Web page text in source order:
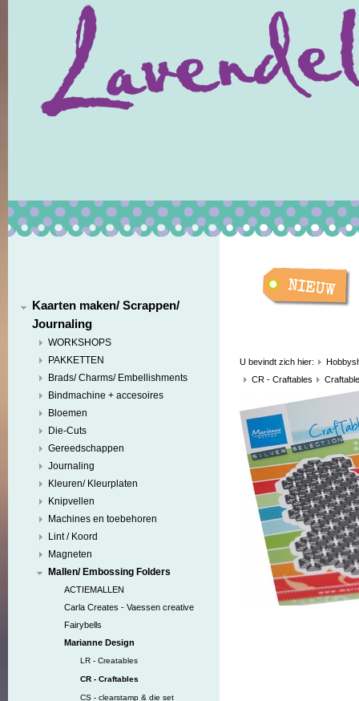
Kaarten maken/ Scrappen/
Journaling
WORKSHOPS
PAKKETTEN
Brads/ Charms/ Embellishments
Bindmachine + accesoires
Bloemen
Die-Cuts
Gereedschappen
Journaling
Kleuren/ Kleurplaten
Knipvellen
Machines en toebehoren
Lint / Koord
Magneten
Mallen/ Embossing Folders
ACTIEMALLEN
Carla Creates - Vaessen creative
Fairybells
Marianne Design
LR - Creatables
CR - Craftables
CS - clearstamp & die set
U bevindt zich hier:
CR - Craftables